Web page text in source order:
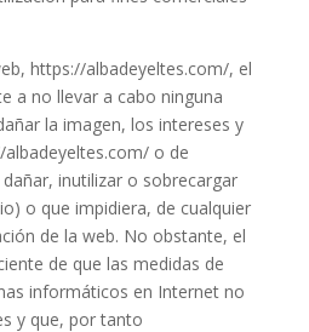
https://albadeyeltes.com/, el
a no llevar a cabo ninguna
la imagen, los intereses y
o de
inutilizar o sobrecargar
o que impidiera, de cualquier
de la web. No obstante, el
de que las medidas de
informáticos en Internet no
y que, por tanto